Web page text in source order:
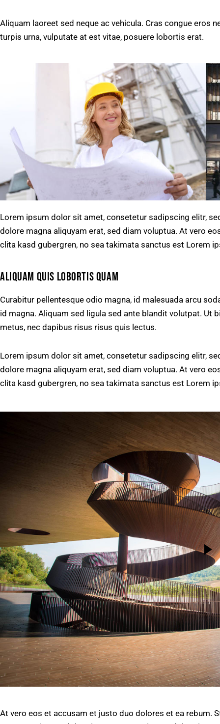
Aliquam laoreet sed neque ac vehicula. Cras congue eros
turpis urna, vulputate at est vitae, posuere lobortis erat.
Lorem ipsum dolor sit amet, consetetur sadipscing elitr,
dolore magna aliquyam erat, sed diam voluptua. At vero
clita kasd gubergren, no sea takimata sanctus est Lorem
ALIQUAM QUIS LOBORTIS QUAM
Curabitur pellentesque odio magna, id malesuada arcu
id magna. Aliquam sed ligula sed ante blandit volutpat. Ut
metus, nec dapibus risus risus quis lectus.
Lorem ipsum dolor sit amet, consetetur sadipscing elitr,
dolore magna aliquyam erat, sed diam voluptua. At vero
clita kasd gubergren, no sea takimata sanctus est Lorem
At vero eos et accusam et justo duo dolores et ea rebum.